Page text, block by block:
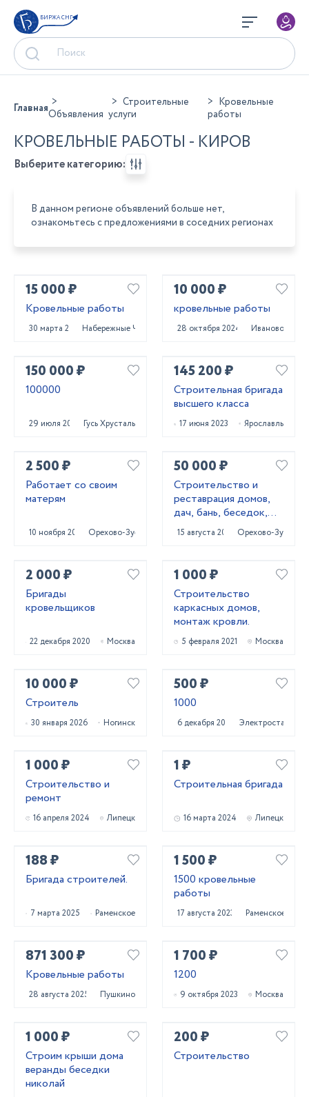
БИРЖА СНГ
ГлавнаяОбъявления
Строительные
услуги
Кровельные
работы
КРОВЕЛЬНЫЕ РАБОТЫ - КИРОВ
Выберите категорию:
В данном регионе объявлений больше нет,
ознакомьтесь с предложениями в соседних регионах
15 000 ₽
Кровельные работы
30 марта 2023 Набережные Челны
10 000 ₽
кровельные работы
28 октября 2024 Иваново
150 000 ₽
100000
29 июля 2023 Гусь Хрустальный
145 200 ₽
Строительная бригада
высшего класса
17 июня 2023 Ярославль
2 500 ₽
Работает со своим
матерям
10 ноября 2023 Орехово-Зуево
50 000 ₽
Строительство и
реставрация домов,
дач, бань, беседок,
мансард, веранд
15 августа 2023 Орехово-Зуево
2 000 ₽
Бригады
кровельщиков
22 декабря 2020 Москва
1 000 ₽
Строительство
каркасных домов,
монтаж кровли.
5 февраля 2021 Москва
10 000 ₽
Строитель
30 января 2026 Ногинск
500 ₽
1000
6 декабря 2024 Электросталь
1 000 ₽
Строительство и
ремонт
16 апреля 2024 Липецк
1 ₽
Строительная бригада
16 марта 2024 Липецк
188 ₽
Бригада строителей.
7 марта 2025 Раменское
1 500 ₽
1500 кровельные
работы
17 августа 2023 Раменское
871 300 ₽
Кровельные работы
28 августа 2025 Пушкино
1 700 ₽
1200
9 октября 2023 Москва
1 000 ₽
Строим крыши дома
веранды беседки
николай
200 ₽
Строительство